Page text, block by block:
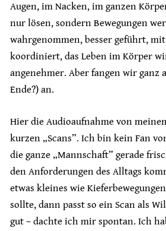
Augen, im Nacken, im ganzen
nur lösen, sondern Bewegungen
wahrgenommen, besser geführt,
koordiniert, das Leben im Körper
angenehmer. Aber fangen wir ganz
Ende?) an.
Hier die Audioaufnahme von
kurzen „Scans”. Ich bin kein Fan
die ganze „Mannschaft” gerade
den Anforderungen des Alltags
etwas kleines wie
sollte, dann passt so ein Scan als
gut – dachte ich mir spontan. Ich